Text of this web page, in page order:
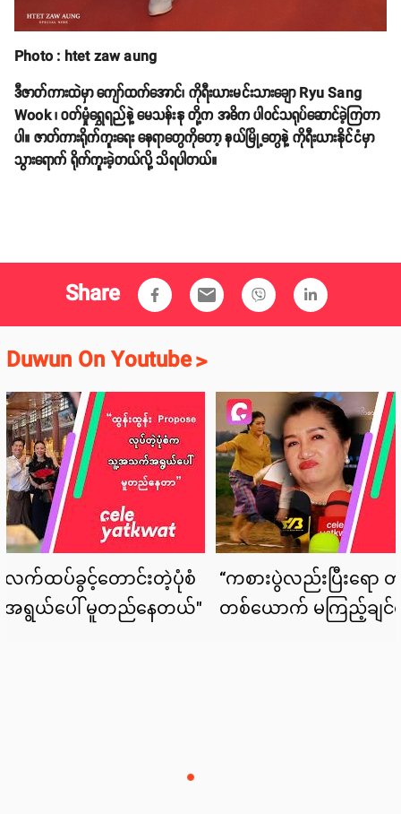
Photo : htet zaw aung
ဒီဇာတ်ကားထဲမှာ ကျော်ထက်အောင်၊ ကိုရီးယားမင်းသားချော Ryu Sang
Wook ၊ ဝတ်မှုံရွှေရည်နဲ့ မေသန်းနု တို့က အဓိက ပါဝင်သရုပ်ဆောင်ခဲ့ကြတာ
ပါ။ ဇာတ်ကားရိုက်ကူးရေး နေရာတွေကိုတော့ နယ်မြို့တွေနဲ့ ကိုရီးယားနိုင်ငံမှာ
သွားရောက် ရိုက်ကူးခဲ့တယ်လို့ သိရပါတယ်။
Share email
Duwun On Youtube>